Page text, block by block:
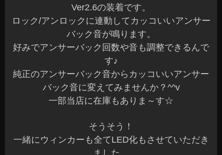
そうそう！
一緒にウィンカーも全てLED化もさせていただき
ました。
通常の電球と違って省電力で作動時のキレも違い
ウィンカー用LEDも在庫あります～☆
本日も一日の作業が完了しました。